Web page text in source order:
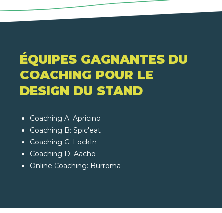
ÉQUIPES GAGNANTES DU
COACHING POUR LE
DESIGN DU STAND
Coaching A: Apricino
Coaching B: Spic'eat
Coaching C: LockIn
Coaching D: Aacho
Online Coaching: Burroma